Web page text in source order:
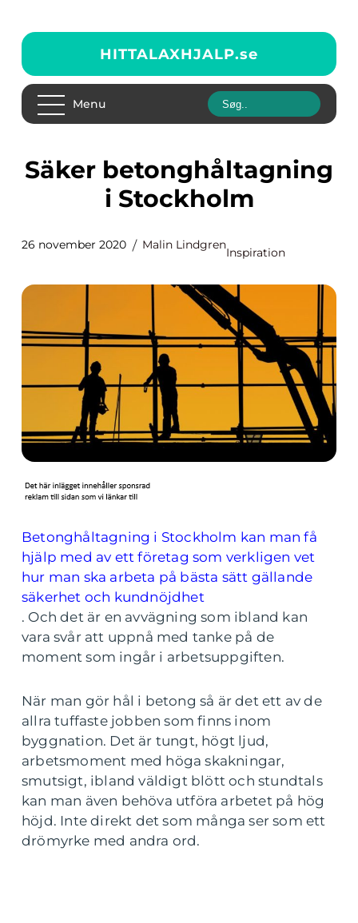
HITTALAXHJALP.se
Menu
Säker betonghåltagning
i Stockholm
26 november 2020 Malin Lindgren
Inspiration
Betonghåltagning i Stockholm kan man få
hjälp med av ett företag som verkligen vet
hur man ska arbeta på bästa sätt gällande
säkerhet och kundnöjdhet
. Och det är en avvägning som ibland kan
vara svår att uppnå med tanke på de
moment som ingår i arbetsuppgiften.
När man gör hål i betong så är det ett av de
allra tuffaste jobben som finns inom
byggnation. Det är tungt, högt ljud,
arbetsmoment med höga skakningar,
smutsigt, ibland väldigt blött och stundtals
kan man även behöva utföra arbetet på hög
höjd. Inte direkt det som många ser som ett
drömyrke med andra ord.